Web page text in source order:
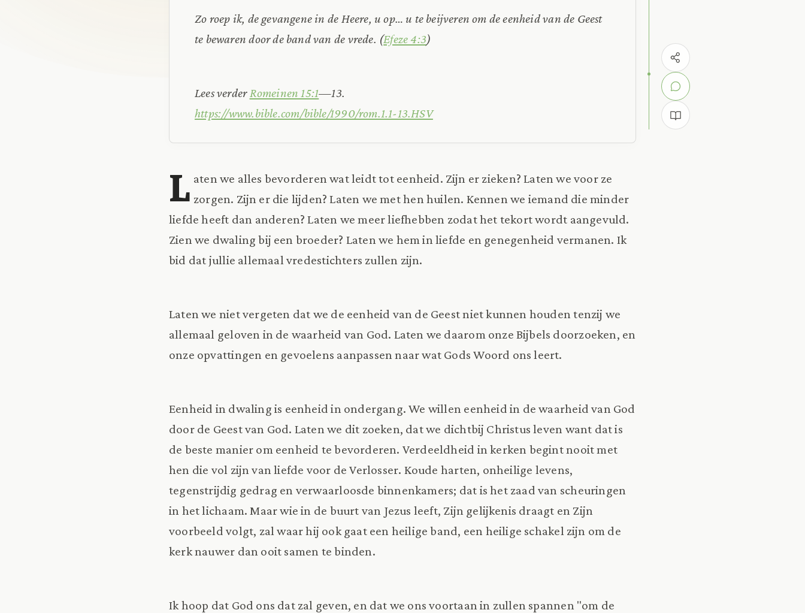
Zo roep ik, de gevangene in de Heere, u op… u te beijveren om de eenheid van de Geest
te bewaren door de band van de vrede. (Efeze 4:3)
Lees verderRomeinen 15:1—13.
https://www.bible.com/bible/1990/rom.1.1-13.HSV
L aten we alles bevorderen wat leidt tot eenheid. Zijn er zieken? Laten we voor ze
zorgen. Zijn er die lijden? Laten we met hen huilen. Kennen we iemand die minder
liefde heeft dan anderen? Laten we meer liefhebben zodat het tekort wordt aangevuld.
Zien we dwaling bij een broeder? Laten we hem in liefde en genegenheid vermanen. Ik
bid dat jullie allemaal vredestichters zullen zijn.
Laten we niet vergeten dat we de eenheid van de Geest niet kunnen houden tenzij we
allemaal geloven in de waarheid van God. Laten we daarom onze Bijbels doorzoeken, en
onze opvattingen en gevoelens aanpassen naar wat Gods Woord ons leert.
Eenheid in dwaling is eenheid in ondergang. We willen eenheid in de waarheid van God
door de Geest van God. Laten we dit zoeken, dat we dichtbij Christus leven want dat is
de beste manier om eenheid te bevorderen. Verdeeldheid in kerken begint nooit met
hen die vol zijn van liefde voor de Verlosser. Koude harten, onheilige levens,
tegenstrijdig gedrag en verwaarloosde binnenkamers; dat is het zaad van scheuringen
in het lichaam. Maar wie in de buurt van Jezus leeft, Zijn gelijkenis draagt en Zijn
voorbeeld volgt, zal waar hij ook gaat een heilige band, een heilige schakel zijn om de
kerk nauwer dan ooit samen te binden.
Ik hoop dat God ons dat zal geven, en dat we ons voortaan in zullen spannen "om de